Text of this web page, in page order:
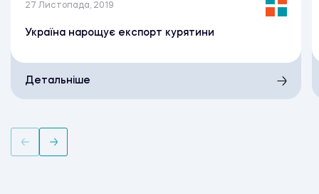
27 Листопада, 2019
Україна нарощує експорт курятини
Детальніше